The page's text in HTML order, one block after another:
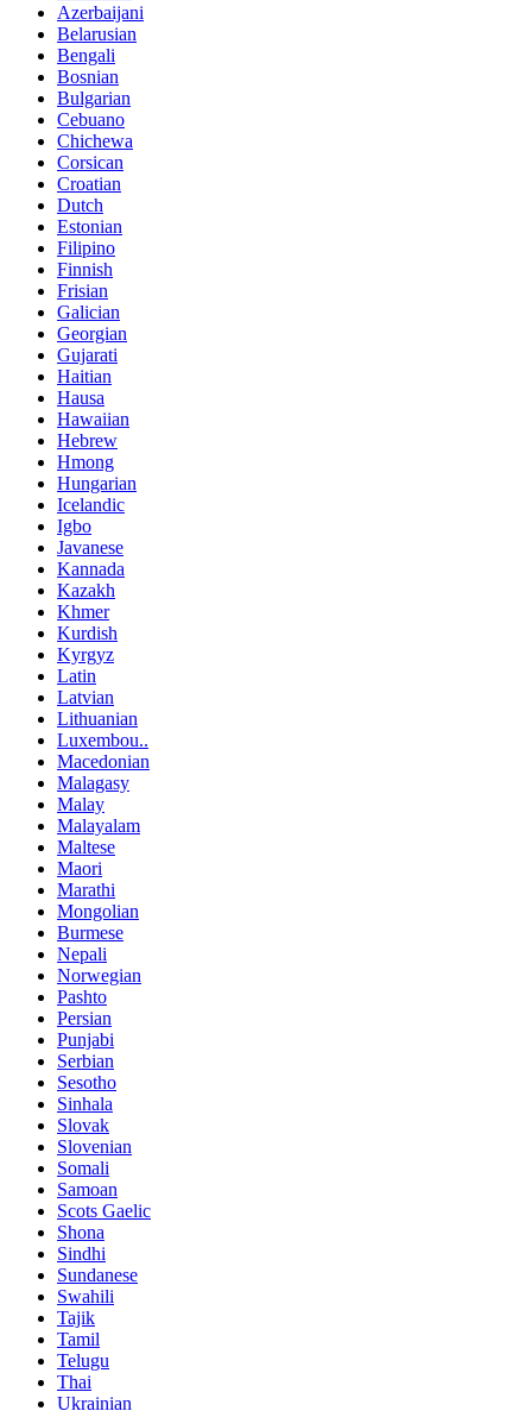
Azerbaijani
Belarusian
Bengali
Bosnian
Bulgarian
Cebuano
Chichewa
Corsican
Croatian
Dutch
Estonian
Filipino
Finnish
Frisian
Galician
Georgian
Gujarati
Haitian
Hausa
Hawaiian
Hebrew
Hmong
Hungarian
Icelandic
Igbo
Javanese
Kannada
Kazakh
Khmer
Kurdish
Kyrgyz
Latin
Latvian
Lithuanian
Luxembou..
Macedonian
Malagasy
Malay
Malayalam
Maltese
Maori
Marathi
Mongolian
Burmese
Nepali
Norwegian
Pashto
Persian
Punjabi
Serbian
Sesotho
Sinhala
Slovak
Slovenian
Somali
Samoan
Scots Gaelic
Shona
Sindhi
Sundanese
Swahili
Tajik
Tamil
Telugu
Thai
Ukrainian